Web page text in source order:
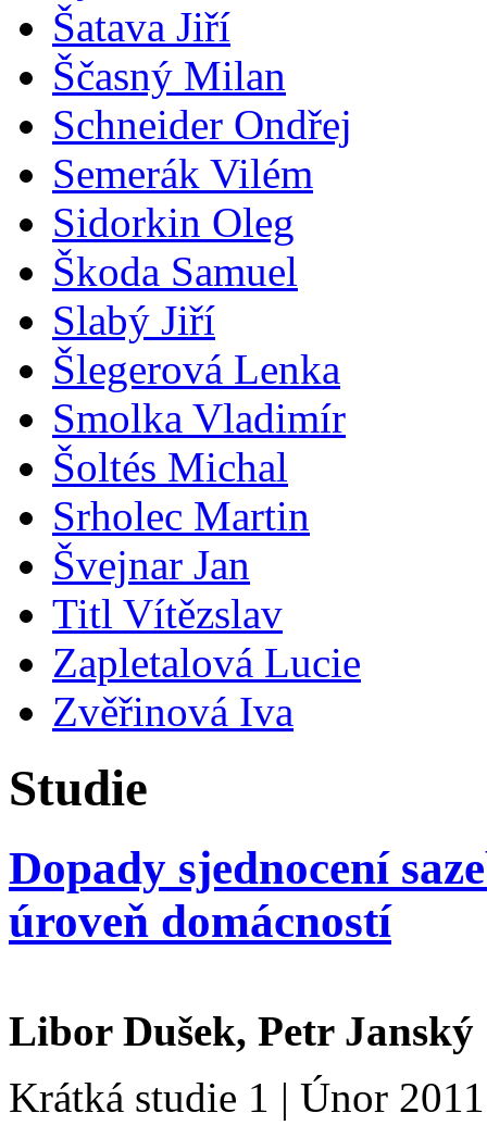
Šatava Jiří
Ščasný Milan
Schneider Ondřej
Semerák Vilém
Sidorkin Oleg
Škoda Samuel
Slabý Jiří
Šlegerová Lenka
Smolka Vladimír
Šoltés Michal
Srholec Martin
Švejnar Jan
Titl Vítězslav
Zapletalová Lucie
Zvěřinová Iva
Studie
Dopady sjednocení
úroveň domácností
Libor Dušek, Petr Janský
Krátká studie 1 | Únor 2011